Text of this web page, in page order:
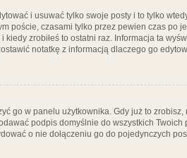
i usuwać tylko swoje posty i to tylko
poście, czasami tylko przez pewien czas po
zrobiłeś to ostatni raz. Informacja ta
notatkę z informacją dlaczego go
go w panelu użytkownika. Gdy już to zrobisz,
podpis domyślnie do wszystkich
o nie dołączeniu go do pojedynczych